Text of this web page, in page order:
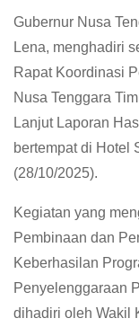
Gubernur Nusa
Lena, menghadiri
Rapat Koordinasi
Nusa Tenggara
Lanjut Laporan
bertempat di Hotel
(28/10/2025).
Kegiatan yang
Pembinaan dan
Keberhasilan
Penyelenggaraan
dihadiri oleh Wakil